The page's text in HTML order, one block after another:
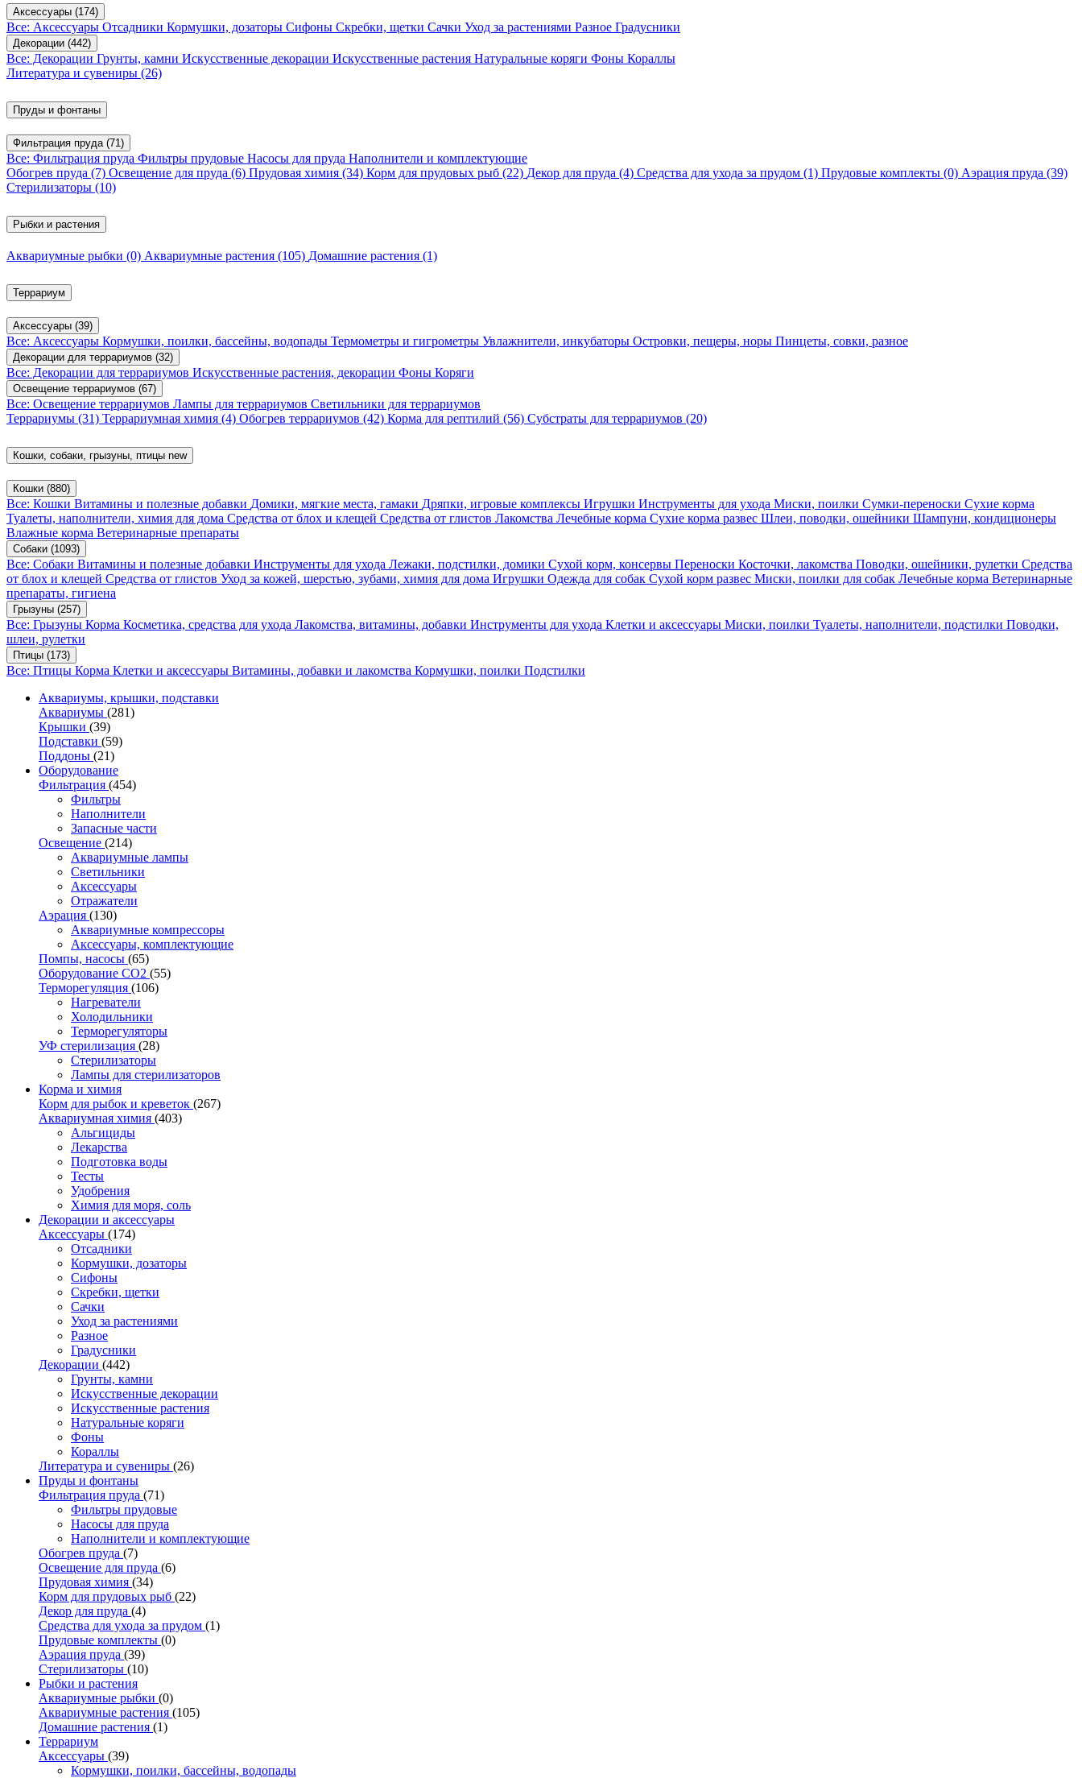
Аксессуары (174)
Все: Аксессуары Отсадники Кормушки, дозаторы Сифоны Скребки, щетки Сачки Уход за растениями Разное Градусники
Декорации (442)
Все: Декорации Грунты, камни Искусственные декорации Искусственные растения Натуральные коряги Фоны Кораллы
Литература и сувениры (26)
Пруды и фонтаны
Фильтрация пруда (71)
Все: Фильтрация пруда Фильтры прудовые Насосы для пруда Наполнители и комплектующие
Обогрев пруда (7) Освещение для пруда (6) Прудовая химия (34) Корм для прудовых рыб (22) Декор для пруда (4) Средства для ухода за прудом (1) Прудовые комплекты (0) Аэрация пруда (39)
Стерилизаторы (10)
Рыбки и растения
Аквариумные рыбки (0) Аквариумные растения (105) Домашние растения (1)
Террариум
Аксессуары (39)
Все: Аксессуары Кормушки, поилки, бассейны, водопады Термометры и гигрометры Увлажнители, инкубаторы Островки, пещеры, норы Пинцеты, совки, разное
Декорации для террариумов (32)
Все: Декорации для террариумов Искусственные растения, декорации Фоны Коряги
Освещение террариумов (67)
Все: Освещение террариумов Лампы для террариумов Светильники для террариумов
Террариумы (31) Террариумная химия (4) Обогрев террариумов (42) Корма для рептилий (56) Субстраты для террариумов (20)
Кошки, собаки, грызуны, птицы new
Кошки (880)
Все: Кошки Витамины и полезные добавки Домики, мягкие места, гамаки Дряпки, игровые комплексы Игрушки Инструменты для ухода Миски, поилки Сумки-переноски Сухие корма
Туалеты, наполнители, химия для дома Средства от блох и клещей Средства от глистов Лакомства Лечебные корма Сухие корма развес Шлеи, поводки, ошейники Шампуни, кондиционеры
Влажные корма Ветеринарные препараты
Собаки (1093)
Все: Собаки Витамины и полезные добавки Инструменты для ухода Лежаки, подстилки, домики Сухой корм, консервы Переноски Косточки, лакомства Поводки, ошейники, рулетки Средства
от блох и клещей Средства от глистов Уход за кожей, шерстью, зубами, химия для дома Игрушки Одежда для собак Сухой корм развес Миски, поилки для собак Лечебные корма Ветеринарные
препараты, гигиена
Грызуны (257)
Все: Грызуны Корма Косметика, средства для ухода Лакомства, витамины, добавки Инструменты для ухода Клетки и аксессуары Миски, поилки Туалеты, наполнители, подстилки Поводки,
шлеи, рулетки
Птицы (173)
Все: Птицы Корма Клетки и аксессуары Витамины, добавки и лакомства Кормушки, поилки Подстилки
Аквариумы, крышки, подставки
Аквариумы (281)
Крышки (39)
Подставки (59)
Поддоны (21)
Оборудование
Фильтрация (454)
Фильтры
Наполнители
Запасные части
Освещение (214)
Аквариумные лампы
Светильники
Аксессуары
Отражатели
Аэрация (130)
Аквариумные компрессоры
Аксессуары, комплектующие
Помпы, насосы (65)
Оборудование CO2 (55)
Терморегуляция (106)
Нагреватели
Холодильники
Терморегуляторы
УФ стерилизация (28)
Стерилизаторы
Лампы для стерилизаторов
Корма и химия
Корм для рыбок и креветок (267)
Аквариумная химия (403)
Альгициды
Лекарства
Подготовка воды
Тесты
Удобрения
Химия для моря, соль
Декорации и аксессуары
Аксессуары (174)
Отсадники
Кормушки, дозаторы
Сифоны
Скребки, щетки
Сачки
Уход за растениями
Разное
Градусники
Декорации (442)
Грунты, камни
Искусственные декорации
Искусственные растения
Натуральные коряги
Фоны
Кораллы
Литература и сувениры (26)
Пруды и фонтаны
Фильтрация пруда (71)
Фильтры прудовые
Насосы для пруда
Наполнители и комплектующие
Обогрев пруда (7)
Освещение для пруда (6)
Прудовая химия (34)
Корм для прудовых рыб (22)
Декор для пруда (4)
Средства для ухода за прудом (1)
Прудовые комплекты (0)
Аэрация пруда (39)
Стерилизаторы (10)
Рыбки и растения
Аквариумные рыбки (0)
Аквариумные растения (105)
Домашние растения (1)
Террариум
Аксессуары (39)
Кормушки, поилки, бассейны, водопады